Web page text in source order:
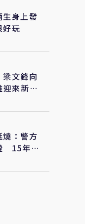
身上發
好玩
文鋒向
來新一
：警方
15年前
重見天